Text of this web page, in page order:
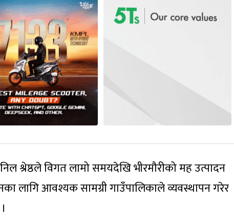
श्रेष्ठले विगत लामो समयदेखि भीरमौरीको मह उत्पादन
लागि आवश्यक सामग्री गाउँपालिकाले व्यवस्थापन गरेर